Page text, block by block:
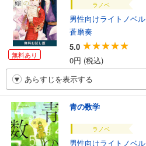
無料あり
ラノベ
男性向けライトノベル
蒼磨奏
5.0
0円 (税込)
あらすじを表示する
青の数学
ラノベ
男性向けライトノベル